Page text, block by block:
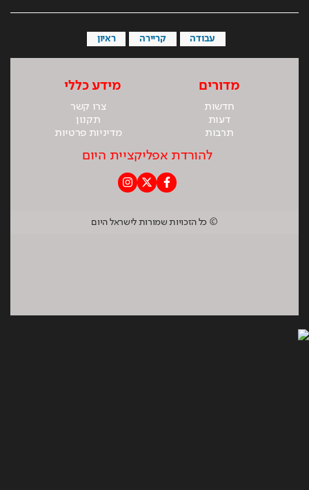
עבודה קריירה ראיון
מדורים
חדשות
דעות
תרבות
מידע כללי
צרו קשר
תקנון
מדיניות פרטיות
להורדת אפליקציית היום
© כל הזכויות שמורות לישראל היום